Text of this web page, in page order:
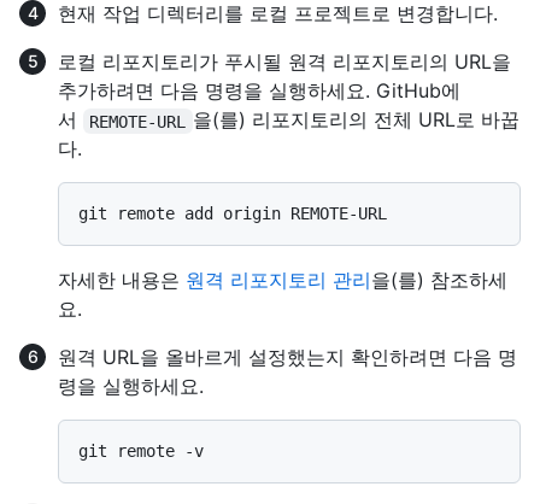
현재 작업 디렉터리를 로컬 프로젝트로 변경합니다.
로컬 리포지토리가 푸시될 원격 리포지토리의 URL을
추가하려면 다음 명령을 실행하세요. GitHub에
서
REMOTE-URL
을(를) 리포지토리의 전체 URL로 바꿉
다.
자세한 내용은 원격 리포지토리 관리을(를) 참조하세
요.
원격 URL을 올바르게 설정했는지 확인하려면 다음 명
령을 실행하세요.